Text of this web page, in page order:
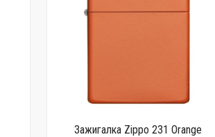
Зажигалка Zippo 231 Orange